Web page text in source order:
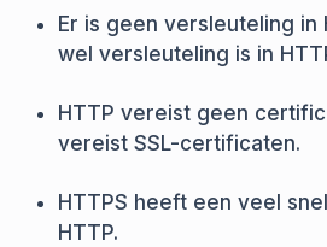
Er is geen versleuteling in
wel versleuteling is in
HTTP vereist geen
vereist SSL-certificaten.
HTTPS heeft een veel
HTTP.